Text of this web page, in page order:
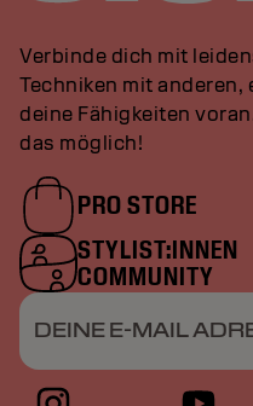
Verbinde dich mit
Techniken mit
deine Fähigkeiten
das möglich!
PRO STORE
STYLIST:INNEN
COMMUNITY
DEINE E-MAIL